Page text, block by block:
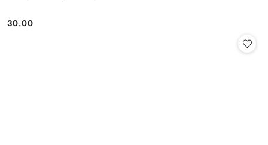
Cena:
30.00